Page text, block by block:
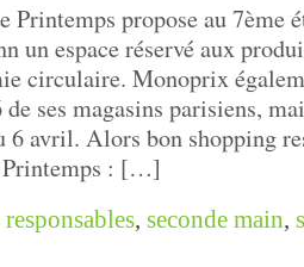
Printemps propose au 7ème
un espace réservé aux
circulaire. Monoprix
de ses magasins parisiens,
6 avril. Alors bon shopping
Printemps : […]
, seconde main,